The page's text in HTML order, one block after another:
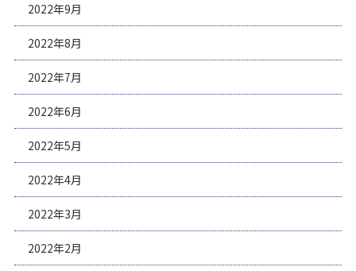
2022年9月
2022年8月
2022年7月
2022年6月
2022年5月
2022年4月
2022年3月
2022年2月